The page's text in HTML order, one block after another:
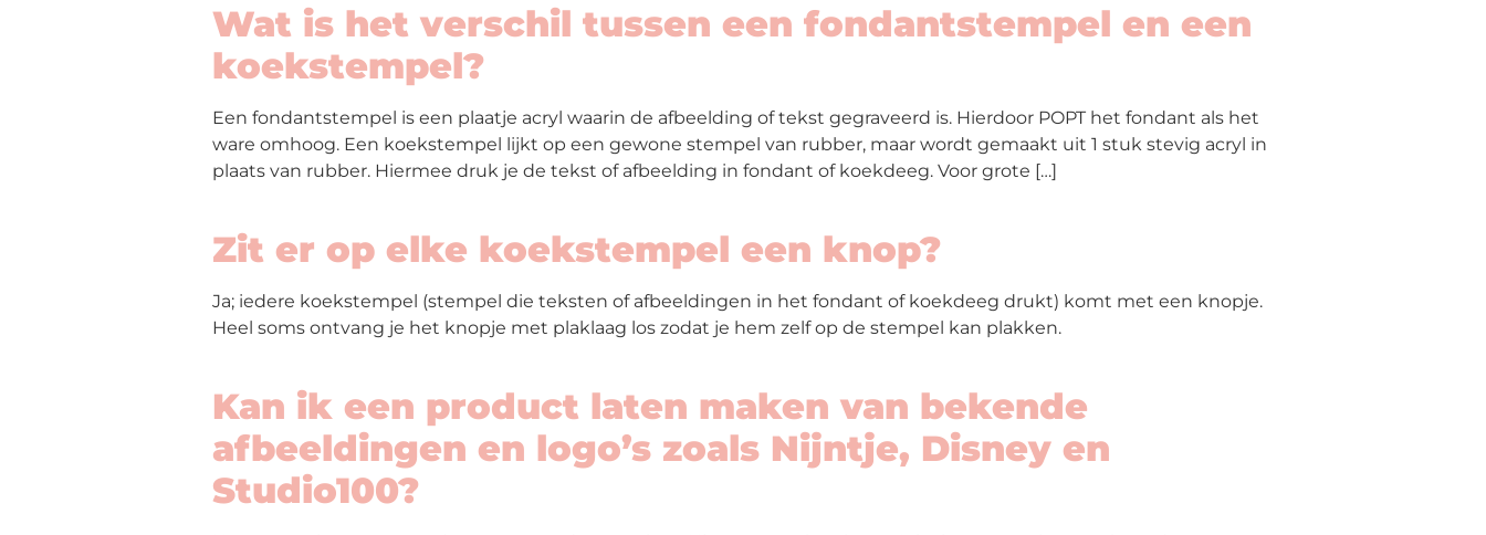
Wat is het verschil tussen een fondantstempel en een
koekstempel?
Een fondantstempel is een plaatje acryl waarin de afbeelding of tekst gegraveerd is. Hierdoor POPT het fondant als het
ware omhoog. Een koekstempel lijkt op een gewone stempel van rubber, maar wordt gemaakt uit 1 stuk stevig acryl in
plaats van rubber. Hiermee druk je de tekst of afbeelding in fondant of koekdeeg. Voor grote […]
Zit er op elke koekstempel een knop?
Ja; iedere koekstempel (stempel die teksten of afbeeldingen in het fondant of koekdeeg drukt) komt met een knopje.
Heel soms ontvang je het knopje met plaklaag los zodat je hem zelf op de stempel kan plakken.
Kan ik een product laten maken van bekende
afbeeldingen en logo’s zoals Nijntje, Disney en
Studio100?